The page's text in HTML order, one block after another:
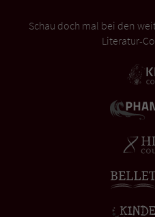
Schau doch mal bei den
Literatur-